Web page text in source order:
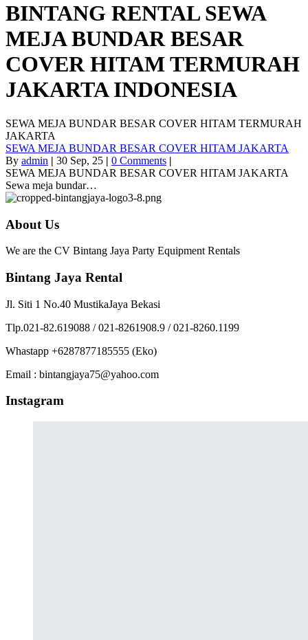
BINTANG RENTAL SEWA
MEJA BUNDAR BESAR
COVER HITAM TERMURAH
JAKARTAINDONESIA
SEWA MEJA BUNDAR BESAR COVER HITAM TERMURAH
JAKARTA
SEWA MEJA BUNDAR BESAR COVER HITAM JAKARTA
By admin | 30 Sep, 25 | 0 Comments |
SEWA MEJA BUNDAR BESAR COVER HITAM JAKARTA
Sewa meja bundar…
About Us
We are the CV Bintang Jaya Party Equipment Rentals
Bintang Jaya Rental
Jl. Siti 1 No.40 MustikaJaya Bekasi
Tlp.021-82.619088 / 021-8261908.9 / 021-8260.1199
Whastapp +6287877185555 (Eko)
Email : bintangjaya75@yahoo.com
Instagram